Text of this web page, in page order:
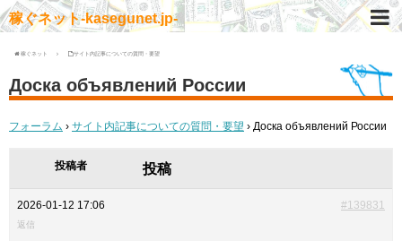
稼ぐネット-kasegunet.jp-
稼ぐネット サイト内記事についての質問・要望
Доска объявлений России
フォーラム › サイト内記事についての質問・要望 › Доска объявлений России
投稿者 投稿
2026-01-12 17:06 #139831
返信